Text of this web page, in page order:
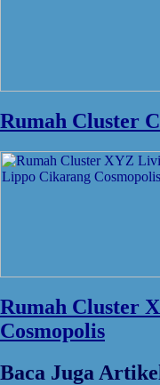
Rumah Cluster
Rumah Cluster
Cosmopolis
Baca Juga